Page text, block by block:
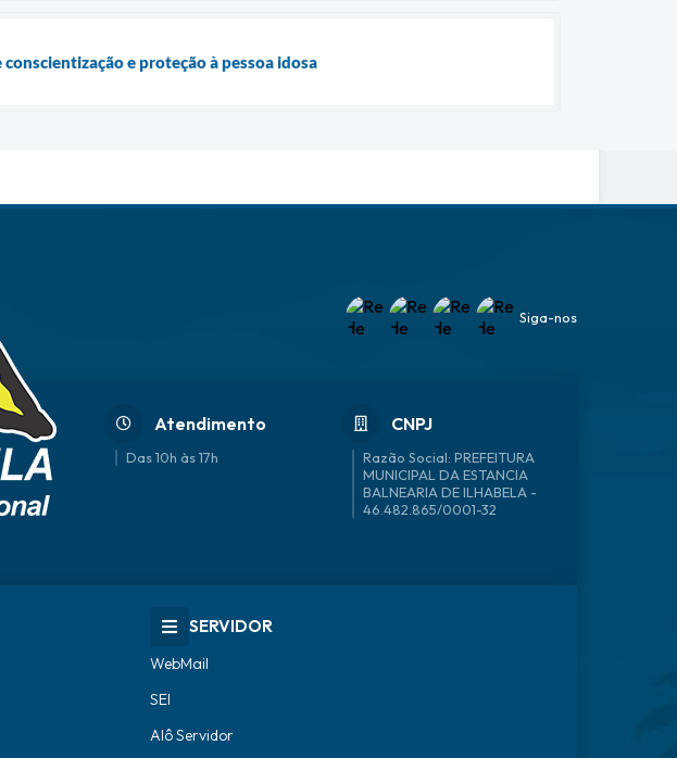
e proteção à pessoa idosa
Atendimento
Das 10h às 17h
CNPJ
46.482.865/0001-32
Siga-nos
SERVIDOR
WebMail
SEI
Alô Servidor